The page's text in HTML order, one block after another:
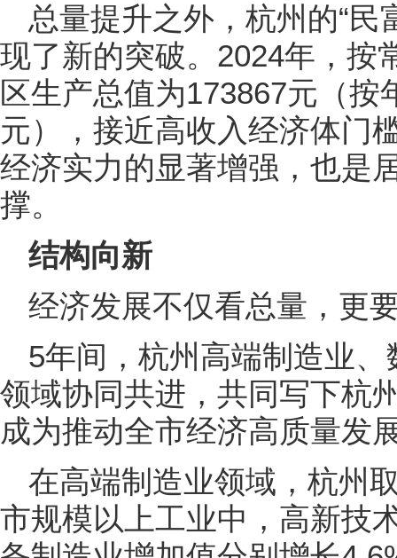
总量提升之外，杭州的“民
现了新的突破。2024年，按
区生产总值为173867元（
元），接近高收入经济体门
经济实力的显著增强，也是
撑。
结构向新
经济发展不仅看总量，更
5年间，杭州高端制造业
领域协同共进，共同写下杭
成为推动全市经济高质量发
在高端制造业领域，杭州
市规模以上工业中，高新技